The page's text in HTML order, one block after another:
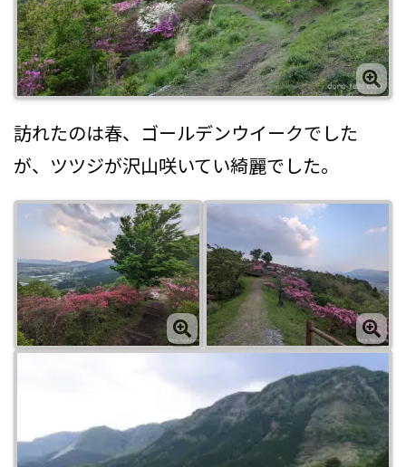
訪れたのは春、ゴールデンウイークでした
が、ツツジが沢山咲いてい綺麗でした。